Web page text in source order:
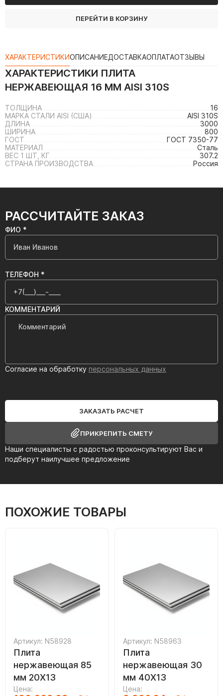
ПЕРЕЙТИ В КОРЗИНУ
ХАРАКТЕРИСТИКИОПИСАНИЕДОСТАВКАОПЛАТАОТЗЫВЫ
ХАРАКТЕРИСТИКИ ПЛИТА
НЕРЖАВЕЮЩАЯ 16 ММ AISI 310S
ТОЛЩИНА
16
МАРКА СТАЛИ AISI (США)
AISI 310S
ДЛИНА
3000
ШИРИНА
800
ГОСТ
ГОСТ 7350-77
МАТЕРИАЛ
Сталь
ВЕС 1 ШТ, КГ
307.2
СТРАНА ПРОИЗВОДСТВА
Россия
РАССЧИТАЙТЕ ЗАКАЗ
Наши специалисты с радостью проконсультируют Вас и
подберут наилучшее предложение
ФИО *
ТЕЛЕФОН *
КОММЕНТАРИЙ
Согласие на обработку персональных данных
ЗАКАЗАТЬ РАСЧЕТ
ПРИКРЕПИТЬ СМЕТУ
ПОХОЖИЕ ТОВАРЫ
Артикул: N58928
Плита
нержавеющая 85
мм 20Х13
Цена:
Артикул: N58963
Плита
нержавеющая 30
мм 40Х13
Цена: